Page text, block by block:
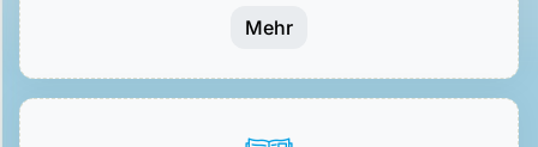
Mehr